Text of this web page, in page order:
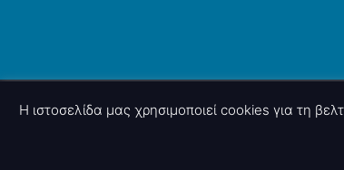
© 2026 nettings, ltd. All rights
Η ιστοσελίδα μας χρησιμοποιεί cookies για τη